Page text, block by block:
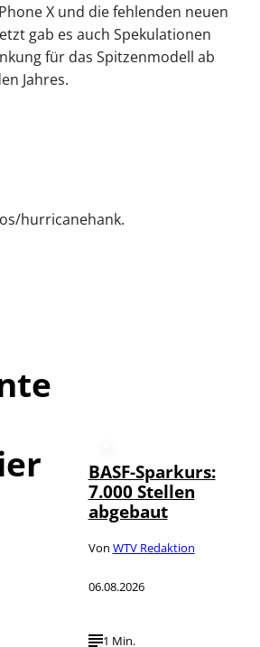
X und die fehlenden neuen
gab es auch Spekulationen
für das Spitzenmodell ab
Jahres.
hurricanehank.
BASF-Sparkurs:
7.000 Stellen
abgebaut
Von WTV Redaktion
06.08.2026
1 Min.